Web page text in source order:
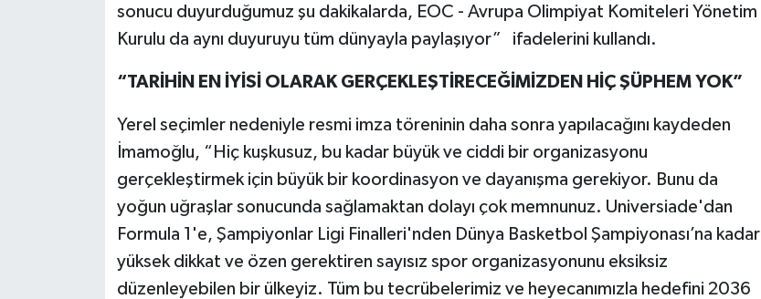
sonucu duyurduğumuz şu dakikalarda, EOC - Avrupa Olimpiyat Komiteleri Yönetim
Kurulu da aynı duyuruyu tüm dünyayla paylaşıyor” ifadelerini kullandı.
“TARİHİN EN İYİSİ OLARAK GERÇEKLEŞTİRECEĞİMİZDEN HİÇ ŞÜPHEM YOK”
Yerel seçimler nedeniyle resmi imza töreninin daha sonra yapılacağını kaydeden
İmamoğlu, “Hiç kuşkusuz, bu kadar büyük ve ciddi bir organizasyonu
gerçekleştirmek için büyük bir koordinasyon ve dayanışma gerekiyor. Bunu da
yoğun uğraşlar sonucunda sağlamaktan dolayı çok memnunuz. Universiade'dan
Formula 1'e, Şampiyonlar Ligi Finalleri'nden Dünya Basketbol Şampiyonası’na kadar
yüksek dikkat ve özen gerektiren sayısız spor organizasyonunu eksiksiz
düzenleyebilen bir ülkeyiz. Tüm bu tecrübelerimiz ve heyecanımızla hedefini 2036